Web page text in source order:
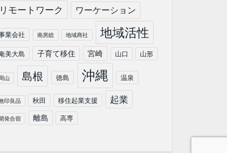
リモートワーク ワーケーション
業会社 南房総 地域商社 地域活性
美大島 子育て移住 宮崎 山口 山形
岡山 島根 徳島 沖縄 温泉
印良品 秋田 移住起業支援 起業
発合宿 離島 高専